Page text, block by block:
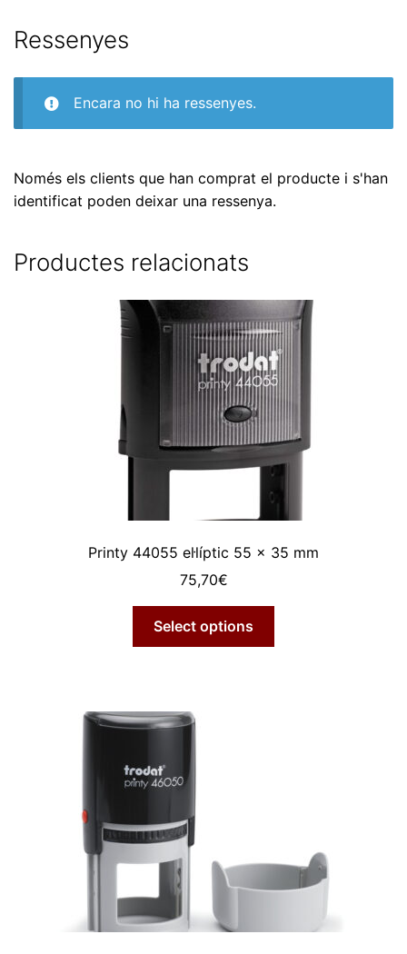
Ressenyes
Encara no hi ha ressenyes.
Només els clients que han comprat el producte i s'han
identificat poden deixar una ressenya.
Productes relacionats
Printy 44055 el·líptic 55 x 35 mm
75,70€
Select options